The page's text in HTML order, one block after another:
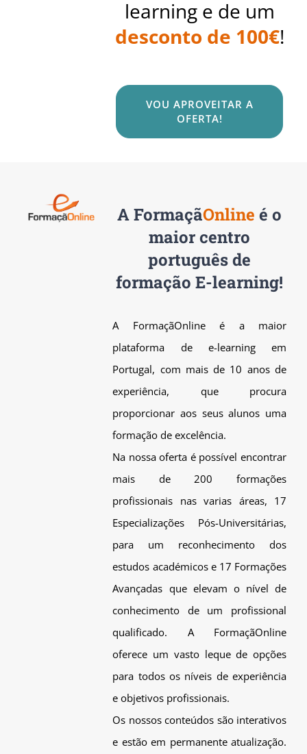
learning e de um
desconto de 100€!
VOU APROVEITAR A
OFERTA!
AFormaçãOnline é o
maior centro
português de
formação E-learning!
A FormaçãOnline é a maior
plataforma de e-learning em
Portugal, com mais de 10 anos de
experiência, que procura
proporcionar aos seus alunos uma
formação de excelência.
Na nossa oferta é possível encontrar
mais de 200 formações
profissionais nas varias áreas, 17
Especializações Pós-Universitárias,
para um reconhecimento dos
estudos académicos e 17 Formações
Avançadas que elevam o nível de
conhecimento de um profissional
qualificado. A FormaçãOnline
oferece um vasto leque de opções
para todos os níveis de experiência
e objetivos profissionais.
Os nossos conteúdos são interativos
e estão em permanente atualização.